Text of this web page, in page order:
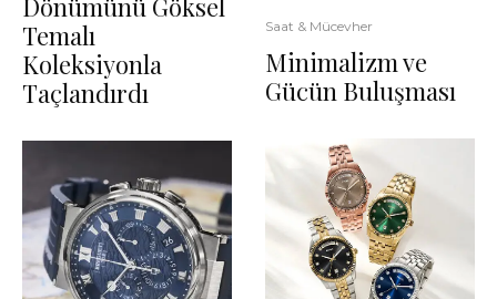
Dönümünü Göksel
Temalı
Koleksiyonla
Taçlandırdı
Saat & Mücevher
Minimalizm ve
Gücün Buluşması